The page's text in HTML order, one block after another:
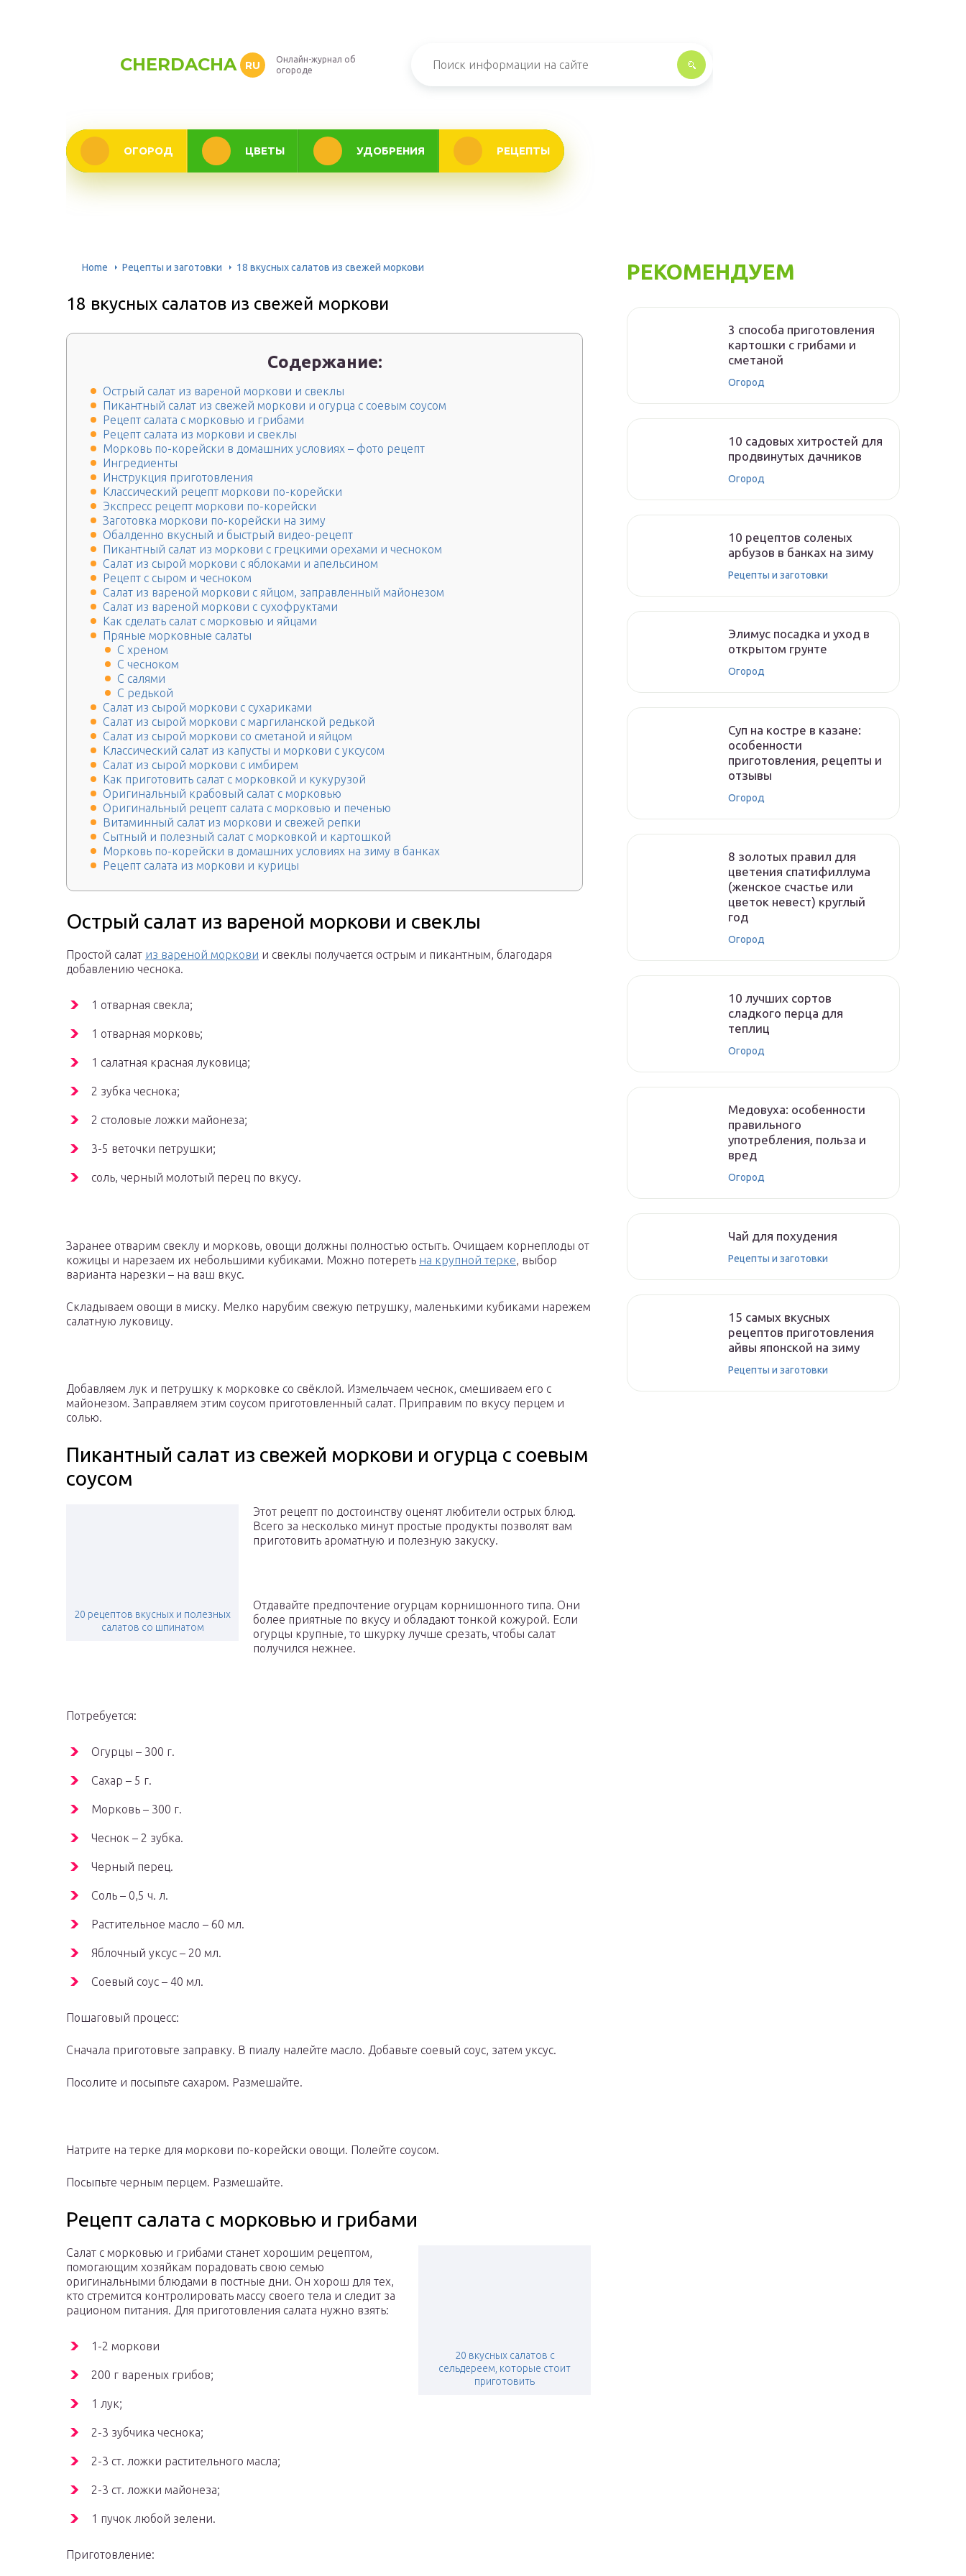
CHERDACHA RU
Онлайн-журнал об
огороде
ОГОРОД ЦВЕТЫ УДОБРЕНИЯ РЕЦЕПТЫ
Home Рецепты и заготовки 18 вкусных салатов из свежей моркови
18 вкусных салатов из свежей моркови
Содержание:
Острый салат из вареной моркови и свеклы
Пикантный салат из свежей моркови и огурца с соевым соусом
Рецепт салата с морковью и грибами
Рецепт салата из моркови и свеклы
Морковь по-корейски в домашних условиях – фото рецепт
Ингредиенты
Инструкция приготовления
Классический рецепт моркови по-корейски
Экспресс рецепт моркови по-корейски
Заготовка моркови по-корейски на зиму
Обалденно вкусный и быстрый видео-рецепт
Пикантный салат из моркови с грецкими орехами и чесноком
Салат из сырой моркови с яблоками и апельсином
Рецепт с сыром и чесноком
Салат из вареной моркови с яйцом, заправленный майонезом
Салат из вареной моркови с сухофруктами
Как сделать салат с морковью и яйцами
Пряные морковные салаты
С хреном
С чесноком
С салями
С редькой
Салат из сырой моркови с сухариками
Салат из сырой моркови с маргиланской редькой
Салат из сырой моркови со сметаной и яйцом
Классический салат из капусты и моркови с уксусом
Салат из сырой моркови с имбирем
Как приготовить салат с морковкой и кукурузой
Оригинальный крабовый салат с морковью
Оригинальный рецепт салата с морковью и печенью
Витаминный салат из моркови и свежей репки
Сытный и полезный салат с морковкой и картошкой
Морковь по-корейски в домашних условиях на зиму в банках
Рецепт салата из моркови и курицы
Острый салат из вареной моркови и свеклы
Простой салат из вареной моркови и свеклы получается острым и пикантным, благодаря
добавлению чеснока.
1 отварная свекла;
1 отварная морковь;
1 салатная красная луковица;
2 зубка чеснока;
2 столовые ложки майонеза;
3-5 веточки петрушки;
соль, черный молотый перец по вкусу.
Заранее отварим свеклу и морковь, овощи должны полностью остыть. Очищаем корнеплоды от
кожицы и нарезаем их небольшими кубиками. Можно потереть на крупной терке, выбор
варианта нарезки – на ваш вкус.
Складываем овощи в миску. Мелко нарубим свежую петрушку, маленькими кубиками нарежем
салатную луковицу.
Добавляем лук и петрушку к морковке со свёклой. Измельчаем чеснок, смешиваем его с
майонезом. Заправляем этим соусом приготовленный салат. Приправим по вкусу перцем и
солью.
Пикантный салат из свежей моркови и огурца с соевым
соусом
20 рецептов вкусных и полезных
салатов со шпинатом
Этот рецепт по достоинству оценят любители острых блюд.
Всего за несколько минут простые продукты позволят вам
приготовить ароматную и полезную закуску.
Отдавайте предпочтение огурцам корнишонного типа. Они
более приятные по вкусу и обладают тонкой кожурой. Если
огурцы крупные, то шкурку лучше срезать, чтобы салат
получился нежнее.
Потребуется:
Огурцы – 300 г.
Сахар – 5 г.
Морковь – 300 г.
Чеснок – 2 зубка.
Черный перец.
Соль – 0,5 ч. л.
Растительное масло – 60 мл.
Яблочный уксус – 20 мл.
Соевый соус – 40 мл.
Пошаговый процесс:
Сначала приготовьте заправку. В пиалу налейте масло. Добавьте соевый соус, затем уксус.
Посолите и посыпьте сахаром. Размешайте.
Натрите на терке для моркови по-корейски овощи. Полейте соусом.
Посыпьте черным перцем. Размешайте.
Рецепт салата с морковью и грибами
20 вкусных салатов с
сельдереем, которые стоит
приготовить
Салат с морковью и грибами станет хорошим рецептом,
помогающим хозяйкам порадовать свою семью
оригинальными блюдами в постные дни. Он хорош для тех,
кто стремится контролировать массу своего тела и следит за
рационом питания. Для приготовления салата нужно взять:
1-2 моркови
200 г вареных грибов;
1 лук;
2-3 зубчика чеснока;
2-3 ст. ложки растительного масла;
2-3 ст. ложки майонеза;
1 пучок любой зелени.
Приготовление:
РЕКОМЕНДУЕМ
3 способа приготовления
картошки с грибами и
сметаной
Огород
10 садовых хитростей для
продвинутых дачников
Огород
10 рецептов соленых
арбузов в банках на зиму
Рецепты и заготовки
Элимус посадка и уход в
открытом грунте
Огород
Суп на костре в казане:
особенности
приготовления, рецепты и
отзывы
Огород
8 золотых правил для
цветения спатифиллума
(женское счастье или
цветок невест) круглый
год
Огород
10 лучших сортов
сладкого перца для
теплиц
Огород
Медовуха: особенности
правильного
употребления, польза и
вред
Огород
Чай для похудения
Рецепты и заготовки
15 самых вкусных
рецептов приготовления
айвы японской на зиму
Рецепты и заготовки